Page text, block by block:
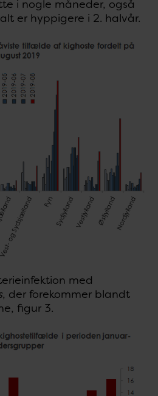
i nogle måneder, også
er hyppigere i 2. halvår.
med
, der forekommer blandt
figur 3.